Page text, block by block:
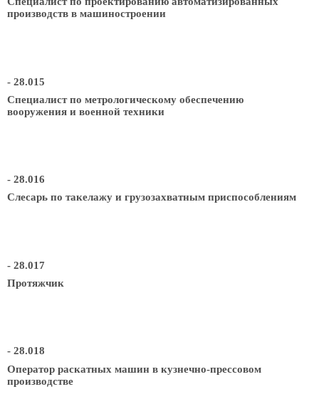
производств в машиностроении
- 28.015
Специалист по метрологическому обеспечению
вооружения и военной техники
- 28.016
Слесарь по такелажу и грузозахватным приспособлениям
- 28.017
Протяжчик
- 28.018
Оператор раскатных машин в кузнечно-прессовом
производстве